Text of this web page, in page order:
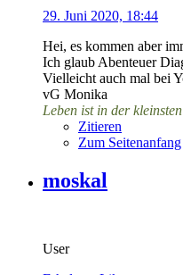
29. Juni 2020, 18:44
Hei, es kommen aber
Ich glaub Abenteuer
Vielleicht auch mal bei
vG Monika
Leben ist in der
Zitieren
Zum Seitenanfang
moskal
User